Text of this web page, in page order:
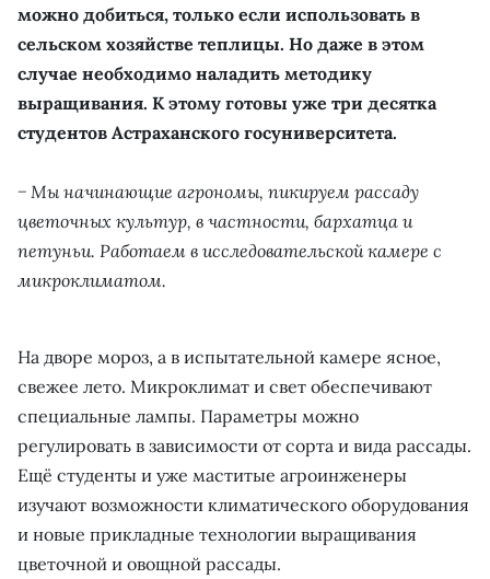
можно добиться, только если использовать в
сельском хозяйстве теплицы. Но даже в этом
случае необходимо наладить методику
выращивания. К этому готовы уже три десятка
студентов Астраханского госуниверситета.
− Мы начинающие агрономы, пикируем рассаду
цветочных культур, в частности, бархатца и
петуньи. Работаем в исследовательской камере с
микроклиматом.
На дворе мороз, а в испытательной камере ясное,
свежее лето. Микроклимат и свет обеспечивают
специальные лампы. Параметры можно
регулировать в зависимости от сорта и вида рассады.
Ещё студенты и уже маститые агроинженеры
изучают возможности климатического оборудования
и новые прикладные технологии выращивания
цветочной и овощной рассады.